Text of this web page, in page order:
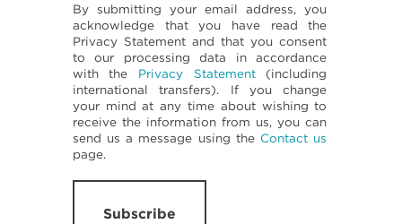
By submitting your email address, you
acknowledge that you have read the
Privacy Statement and that you consent
to our processing data in accordance
with the Privacy Statement(including
international transfers). If you change
your mind at any time about wishing to
receive the information from us, you can
send us a message using the Contact us
page.
Subscribe